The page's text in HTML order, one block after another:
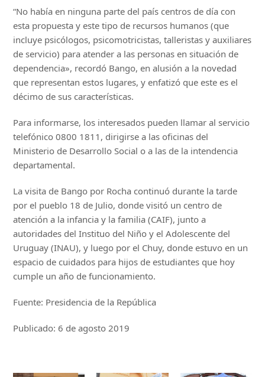
“No había en ninguna parte del país centros de día con
esta propuesta y este tipo de recursos humanos (que
incluye psicólogos, psicomotricistas, talleristas y auxiliares
de servicio) para atender a las personas en situación de
dependencia», recordó Bango, en alusión a la novedad
que representan estos lugares, y enfatizó que este es el
décimo de sus características.
Para informarse, los interesados pueden llamar al servicio
telefónico 0800 1811, dirigirse a las oficinas del
Ministerio de Desarrollo Social o a las de la intendencia
departamental.
La visita de Bango por Rocha continuó durante la tarde
por el pueblo 18 de Julio, donde visitó un centro de
atención a la infancia y la familia (CAIF), junto a
autoridades del Instituo del Niño y el Adolescente del
Uruguay (INAU), y luego por el Chuy, donde estuvo en un
espacio de cuidados para hijos de estudiantes que hoy
cumple un año de funcionamiento.
Fuente: Presidencia de la República
Publicado: 6 de agosto 2019